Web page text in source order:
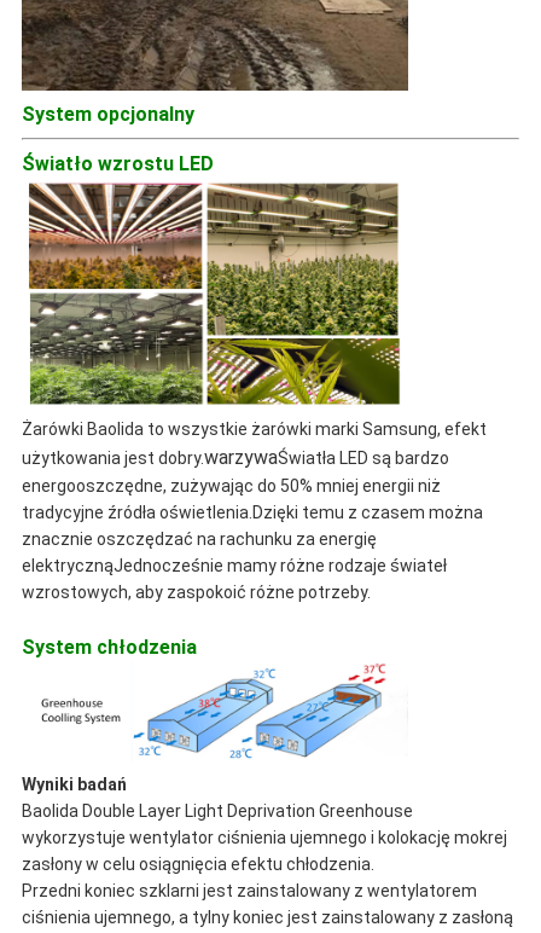
System opcjonalny
Światło wzrostu LED
Żarówki Baolida to wszystkie żarówki marki Samsung, efekt
użytkowania jest dobry.warzywaŚwiatła LED są bardzo
energooszczędne, zużywając do 50% mniej energii niż
tradycyjne źródła oświetlenia.Dzięki temu z czasem można
znacznie oszczędzać na rachunku za energię
elektrycznąJednocześnie mamy różne rodzaje świateł
wzrostowych, aby zaspokoić różne potrzeby.
System chłodzenia
Wyniki badań
Baolida Double Layer Light Deprivation Greenhouse
wykorzystuje wentylator ciśnienia ujemnego i kolokację mokrej
zasłony w celu osiągnięcia efektu chłodzenia.
Przedni koniec szklarni jest zainstalowany z wentylatorem
ciśnienia ujemnego, a tylny koniec jest zainstalowany z zasłoną